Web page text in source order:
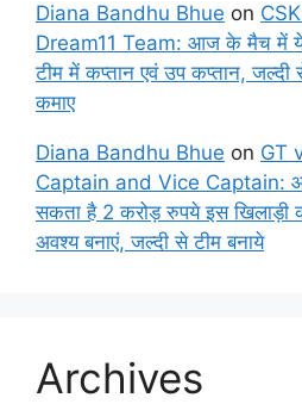
Diana Bandhu Bhue on
Dream11 Team: आज के मैच में ये
टीम में कप्तान एवं उप कप्तान, जल्दी
कमाए
Diana Bandhu Bhue on GT
Captain and Vice Captain:
सकता है 2 करोड़ रुपये इस खिलाड़ी
अवश्य बनाएं, जल्दी से टीम बनाये
Archives